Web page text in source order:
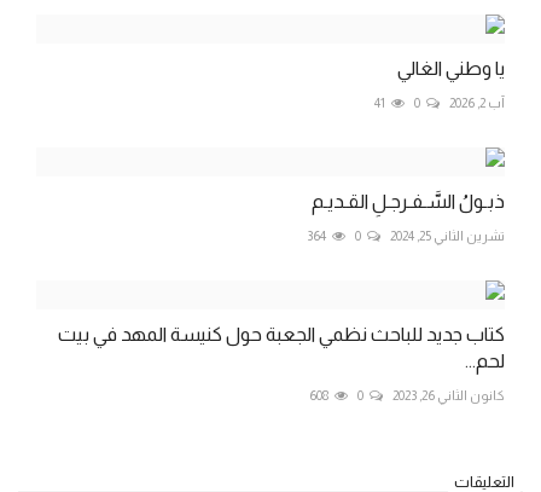
يا وطني الغالي
آب 2, 2026 0
41
ذبـولُ السَّـفـرجـلِ القـديـم
تشرين الثاني 25, 2024 0
364
كتاب جديد للباحث نظمي الجعبة حول كنيسة المهد في بيت
لحم...
كانون الثاني 26, 2023 0
608
التعليقات